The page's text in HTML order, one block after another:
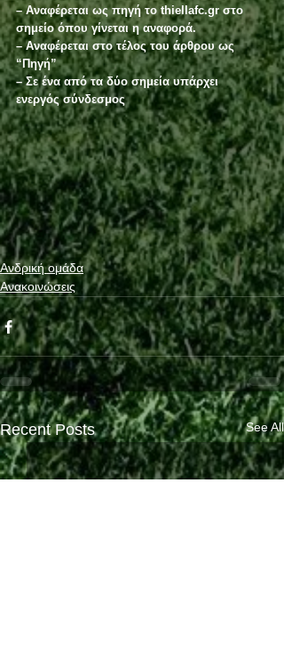
– Αναφέρεται ως πηγή το thiellafc.gr στο
σημείο όπου γίνεται η αναφορά.
– Αναφέρεται στο τέλος του άρθρου ως
“Πηγή”
– Σε ένα από τα δύο σημεία υπάρχει
ενεργός σύνδεσμος
Ανδρική ομάδα
Ανακοινώσεις
Recent Posts See All